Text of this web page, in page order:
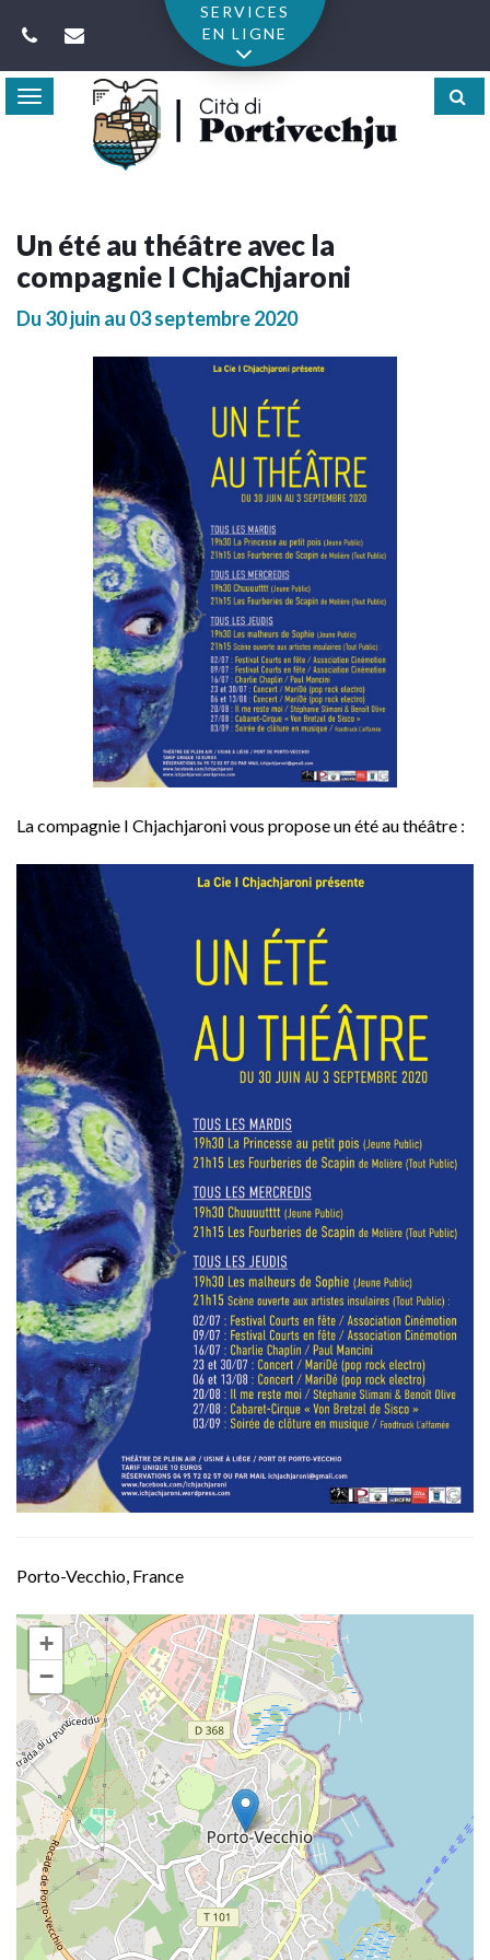
SERVICES
EN LIGNE
Toggle
navigation
Un été au théâtre avec la
compagnie I ChjaChjaroni
Du 30juin au 03septembre2020
La compagnie I Chjachjaroni vous propose un été au théâtre :
Porto-Vecchio, France
+
−